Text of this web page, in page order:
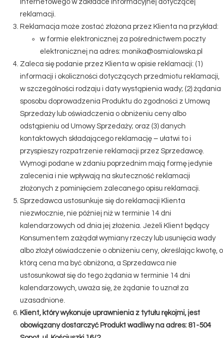
Internetowego w zakładce informacyjnej dotyczącej
reklamacji.
Reklamacja może zostać złożona przez Klienta na przykład:
w formie elektronicznej za pośrednictwem poczty
elektronicznej na adres: monika@osmialowska.pl
Zaleca się podanie przez Klienta w opisie reklamacji: (1)
informacji i okoliczności dotyczących przedmiotu reklamacji,
w szczególności rodzaju i daty wystąpienia wady; (2) żądania
sposobu doprowadzenia Produktu do zgodności z Umową
Sprzedaży lub oświadczenia o obniżeniu ceny albo
odstąpieniu od Umowy Sprzedaży; oraz (3) danych
kontaktowych składającego reklamację – ułatwi to i
przyspieszy rozpatrzenie reklamacji przez Sprzedawcę.
Wymogi podane w zdaniu poprzednim mają formę jedynie
zalecenia i nie wpływają na skuteczność reklamacji
złożonych z pominięciem zalecanego opisu reklamacji.
Sprzedawca ustosunkuje się do reklamacji Klienta
niezwłocznie, nie później niż w terminie 14 dni
kalendarzowych od dnia jej złożenia. Jeżeli Klient będący
Konsumentem zażądał wymiany rzeczy lub usunięcia wady
albo złożył oświadczenie o obniżeniu ceny, określając kwotę, o
którą cena ma być obniżona, a Sprzedawca nie
ustosunkował się do tego żądania w terminie 14 dni
kalendarzowych, uważa się, że żądanie to uznał za
uzasadnione.
Klient, który wykonuje uprawnienia z tytułu rękojmi, jest
obowiązany dostarczyć Produkt wadliwy na adres: 81-504